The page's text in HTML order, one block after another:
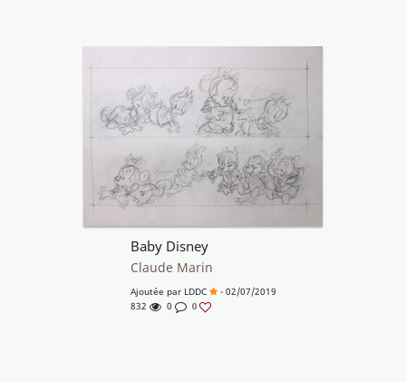
Baby Disney
Claude Marin
Ajoutée par LDDC
- 02/07/2019
832
0 0